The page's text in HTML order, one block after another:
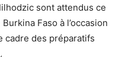
sont attendus ce
Faso à l’occasion
cadre des préparatifs